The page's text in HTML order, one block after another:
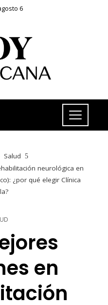
6
Salud
neurológica en
¿por qué elegir Clínica
en